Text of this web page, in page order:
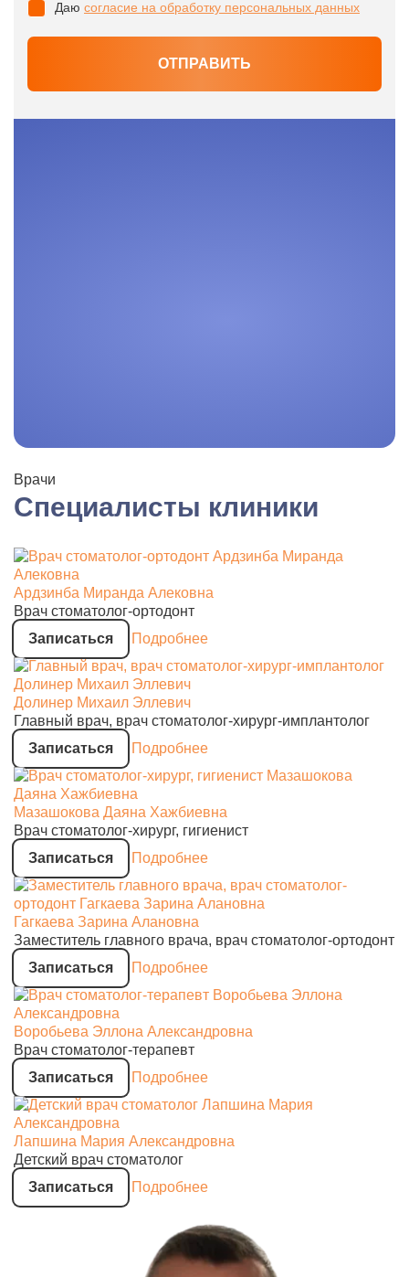
Даю согласие на обработку персональных данных
Врачи
Специалисты клиники
Ардзинба Миранда Алековна
Врач стоматолог-ортодонт
Записаться
Подробнее
Долинер Михаил Эллевич
Главный врач, врач стоматолог-хирург-имплантолог
Записаться
Подробнее
Мазашокова Даяна Хажбиевна
Врач стоматолог-хирург, гигиенист
Записаться
Подробнее
Гагкаева Зарина Алановна
Заместитель главного врача, врач стоматолог-ортодонт
Записаться
Подробнее
Воробьева Эллона Александровна
Врач стоматолог-терапевт
Записаться
Подробнее
Лапшина Мария Александровна
Детский врач стоматолог
Записаться
Подробнее